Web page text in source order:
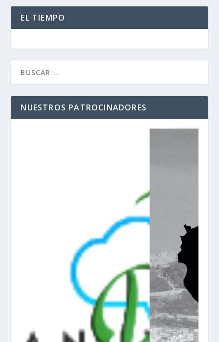
EL TIEMPO
NUESTROS PATROCINADORES